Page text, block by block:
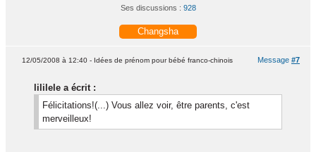
Ses discussions : 928
Changsha
Message #7
12/05/2008 à 12:40 - Idées de prénom pour bébé franco-chinois
lililele a écrit :
Félicitations!(...) Vous allez voir, être parents, c'est
merveilleux!